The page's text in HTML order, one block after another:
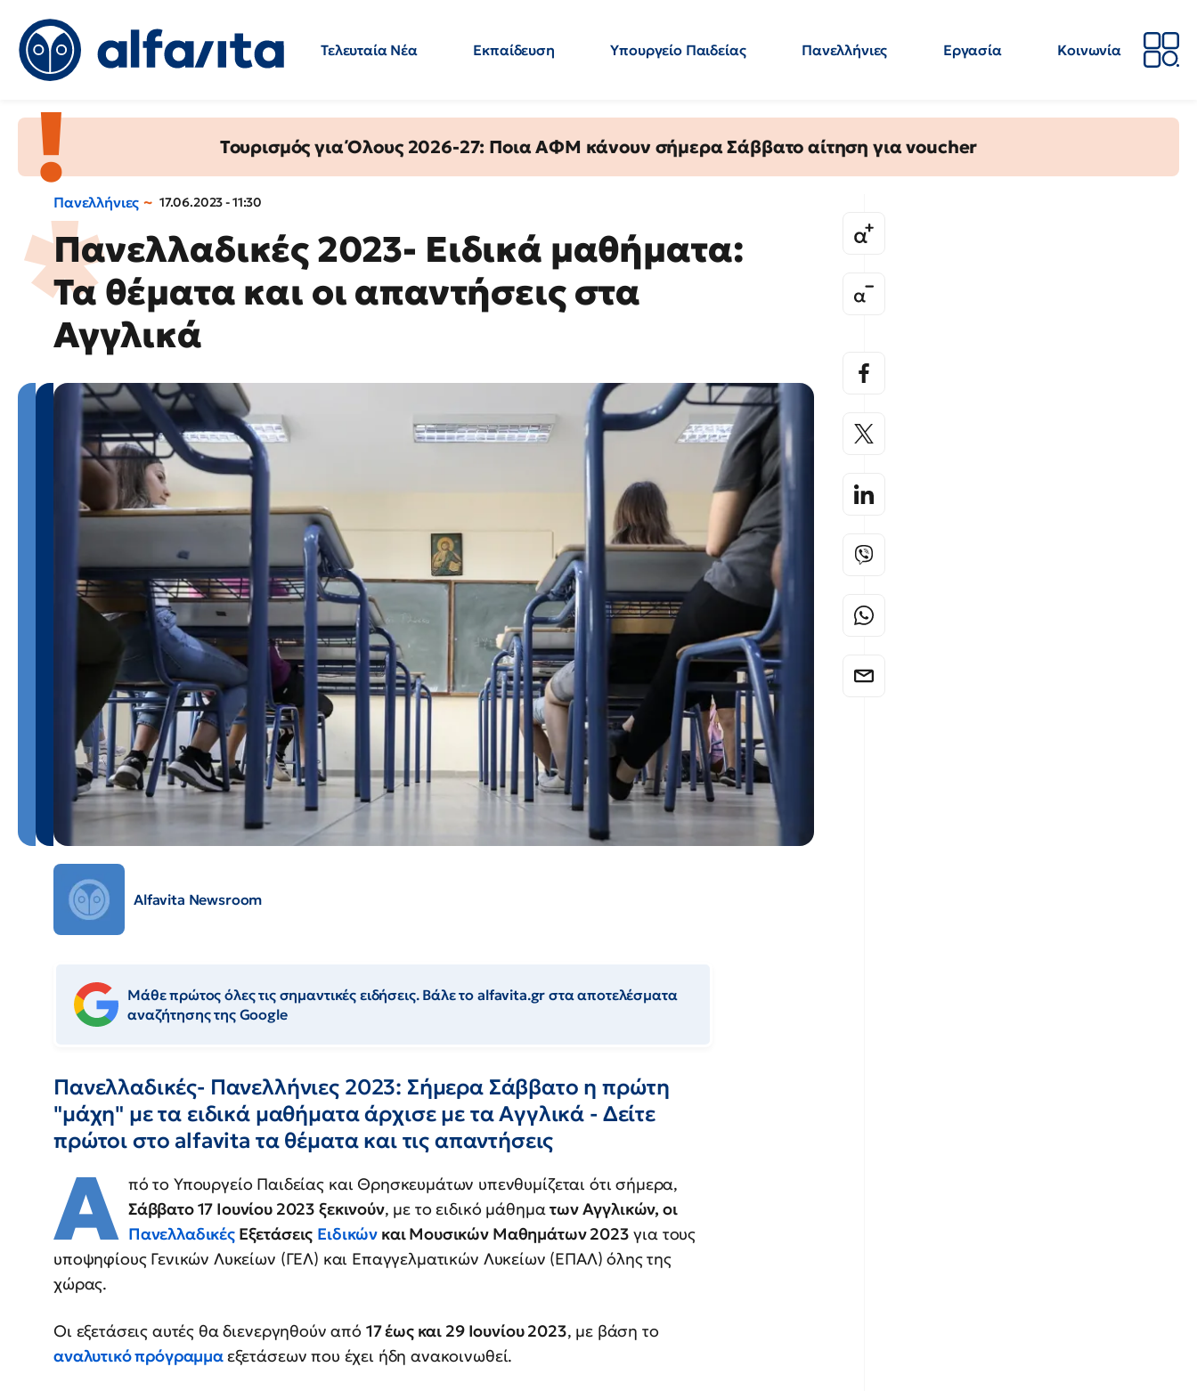
Τελευταία Νέα Εκπαίδευση Υπουργείο Παιδείας Πανελλήνιες Εργασία
Κοινωνία
Τουρισμός για Όλους 2026-27: Ποια ΑΦΜ κάνουν σήμερα Σάββατο αίτηση για voucher
Πανελλήνιες 17.06.2023 - 11:30
Πανελλαδικές 2023- Ειδικά μαθήματα:
Τα θέματα και οι απαντήσεις στα
Αγγλικά
Alfavita Newsroom
Μάθε πρώτος όλες τις σημαντικές ειδήσεις. Βάλε το alfavita.gr στα αποτελέσματα
αναζήτησης της Google
Πανελλαδικές- Πανελλήνιες 2023: Σήμερα Σάββατο η πρώτη
"μάχη" με τα ειδικά μαθήματα άρχισε με τα Αγγλικά - Δείτε
πρώτοι στο alfavita τα θέματα και τις απαντήσεις
Α πό το Υπουργείο Παιδείας και Θρησκευμάτων υπενθυμίζεται ότι σήμερα,
Σάββατο 17 Ιουνίου 2023 ξεκινούν, με το ειδικό μάθηματων Αγγλικών, οι
ΠανελλαδικέςΕξετάσεις Ειδικών και Μουσικών Μαθημάτων 2023 για τους
υποψηφίους Γενικών Λυκείων (ΓΕΛ) και Επαγγελματικών Λυκείων (ΕΠΑΛ) όλης της
χώρας.
Οι εξετάσεις αυτές θα διενεργηθούν από 17 έως και 29 Ιουνίου 2023, με βάση το
αναλυτικό πρόγραμμαεξετάσεων που έχει ήδη ανακοινωθεί.